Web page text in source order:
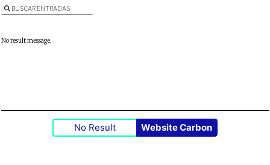
BUSCAR ENTRADAS
No result message.
No Result Website Carbon